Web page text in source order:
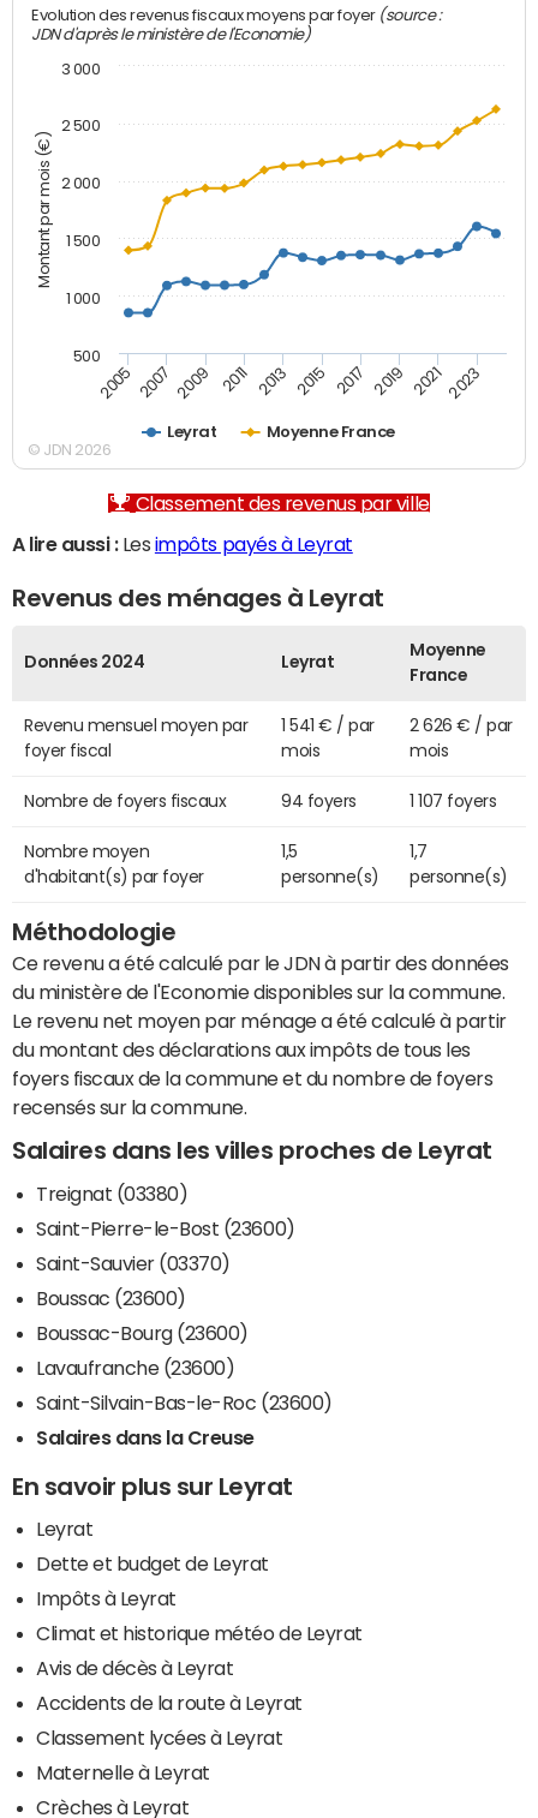
Montant par mois (€)
Evolution des revenus fiscaux moyens par foyer (source :
JDN d'après le ministère de l'Economie)
Leyrat Moyenne France
2005 2007 2009 2011 2013 2015 2017 2019 2021 2023
500
1 000
1 500
2 000
2 500
3 000
© JDN 2026
Classement des revenus par ville
A lire aussi :Les impôts payés à Leyrat
Revenus des ménages à Leyrat
Données 2024 Leyrat
Moyenne
France
Revenu mensuel moyen par
foyer fiscal
1 541 € / par
mois
2 626 € / par
mois
Nombre de foyers fiscaux 94 foyers 1 107 foyers
Nombre moyen
d'habitant(s) par foyer
1,5
personne(s)
1,7
personne(s)
Méthodologie
Ce revenu a été calculé par le JDN à partir des données
du ministère de l'Economie disponibles sur la commune.
Le revenu net moyen par ménage a été calculé à partir
du montant des déclarations aux impôts de tous les
foyers fiscaux de la commune et du nombre de foyers
recensés sur la commune.
Salaires dans les villes proches de Leyrat
Treignat (03380)
Saint-Pierre-le-Bost (23600)
Saint-Sauvier (03370)
Boussac (23600)
Boussac-Bourg (23600)
Lavaufranche (23600)
Saint-Silvain-Bas-le-Roc (23600)
Salaires dans la Creuse
En savoir plus sur Leyrat
Leyrat
Dette et budget de Leyrat
Impôts à Leyrat
Climat et historique météo de Leyrat
Avis de décès à Leyrat
Accidents de la route à Leyrat
Classement lycées à Leyrat
Maternelle à Leyrat
Crèches à Leyrat